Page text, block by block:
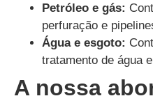
Petróleo e gás:
perfuração e
Água e esgoto:
tratamento de água
A nossa